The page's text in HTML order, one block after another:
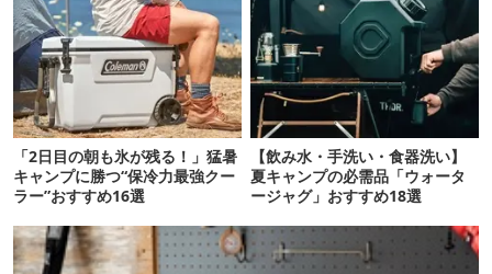
「2日目の朝も氷が残る！」猛暑
キャンプに勝つ“保冷力最強クー
ラー”おすすめ16選
【飲み水・手洗い・食器洗い】
夏キャンプの必需品「ウォータ
ージャグ」おすすめ18選